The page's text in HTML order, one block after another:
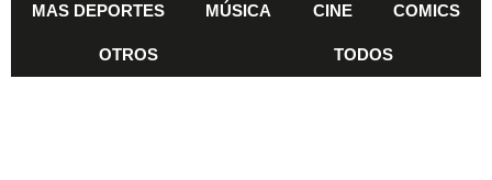
MAS DEPORTES MÚSICA CINE COMICS
OTROS TODOS